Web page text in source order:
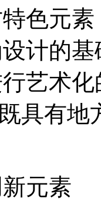
色元
计的
艺术
具有地
元素